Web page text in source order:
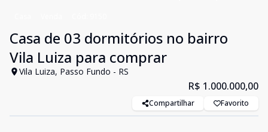
Casa de 03 dormitórios no bairro
Vila Luiza para comprar
Vila Luiza, Passo Fundo - RS
R$ 1.000.000,00
Compartilhar Favorito